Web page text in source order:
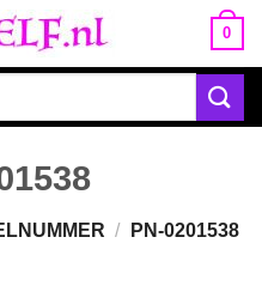
0
/ PN-0201538